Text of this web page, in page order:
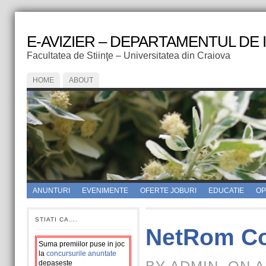
E-AVIZIER – DEPARTAMENTUL DE
Facultatea de Stiinţe – Universitatea din Craiova
HOME ABOUT
ANUNTURI EVENIMENTE OFERTE JOBURI EDUCATIE
STIATI CA….
Suma premiilor puse in joc
la concursurile anuntate
depaseste
NetRom